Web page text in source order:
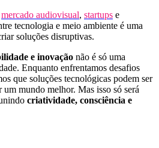
mercado audiovisual, startups e
tecnologia e meio ambiente é uma
soluções disruptivas.
e inovação não é só uma
Enquanto enfrentamos desafios
que soluções tecnológicas podem ser
um mundo melhor. Mas isso só será
criatividade, consciência e